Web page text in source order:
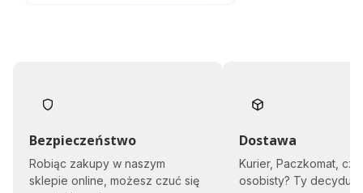
dzi
Bezpieczeństwo
Robiąc zakupy w naszym
sklepie online, możesz czuć się
Dostawa
Kurier, Paczkomat,
osobisty? Ty